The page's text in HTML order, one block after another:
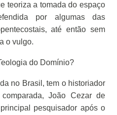
teoriza a tomada do espaço
por algumas das
até então sem
o vulgo.
do Domínio?
no Brasil, tem o historiador
João Cezar de
pesquisador após o